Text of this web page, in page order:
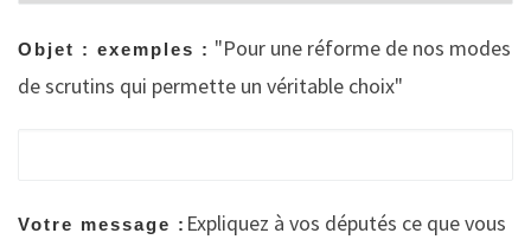
Objet : exemples : "Pour une réforme de nos modes
de scrutins qui permette un véritable choix"
Votre message : Expliquez à vos députés ce que vous